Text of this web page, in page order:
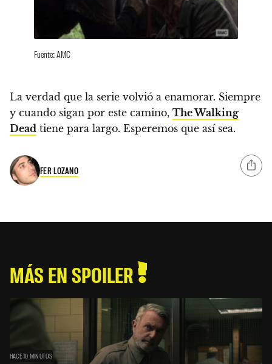
Fuente: AMC
La verdad que la serie volvió a enamorar. Siempre
y cuando sigan por este camino, The Walking
Dead tiene para largo. Esperemos que así sea.
FER LOZANO
MÁS EN SPOILER
HACE 10 MINUTOS